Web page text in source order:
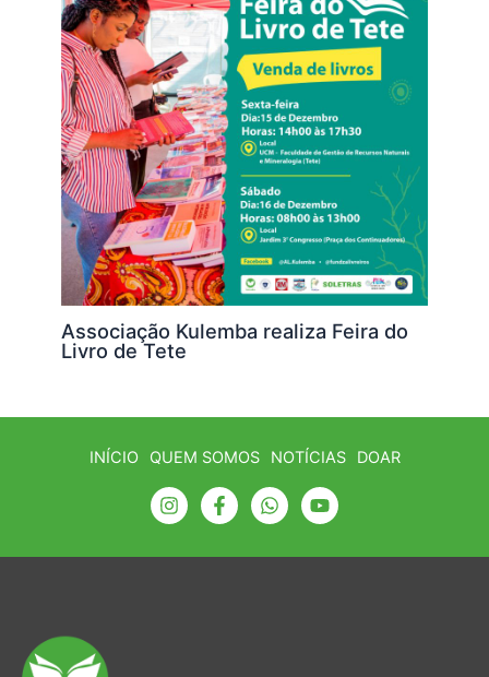
Associação Kulemba realiza Feira do
Livro de Tete
INÍCIO QUEM SOMOS NOTÍCIAS DOAR